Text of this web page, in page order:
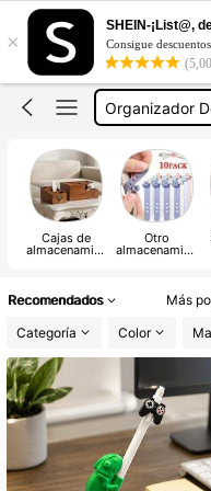
×
SHEIN-¡List@,
Consigue
Lapiceras
Estuchera
Organizador
Lapicera
Lapiceras
Estuchera
Cajas de
almacenamien
Otro
almacenamien
Recomendados Más
Categoría
Color